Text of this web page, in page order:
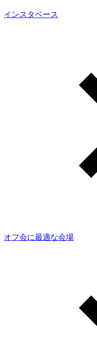
インスタベース
オフ会に最適な会場